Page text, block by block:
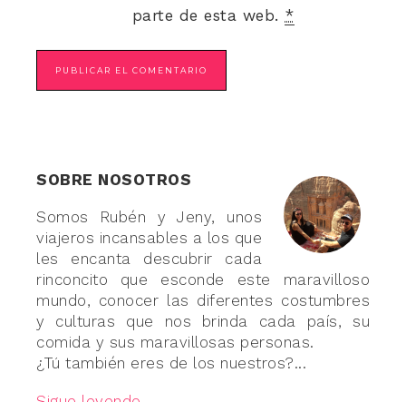
parte de esta web. *
SOBRE NOSOTROS
Somos Rubén y Jeny, unos
viajeros incansables a los que
les encanta descubrir cada
rinconcito que esconde este maravilloso
mundo, conocer las diferentes costumbres
y culturas que nos brinda cada país, su
comida y sus maravillosas personas.
¿Tú también eres de los nuestros?...